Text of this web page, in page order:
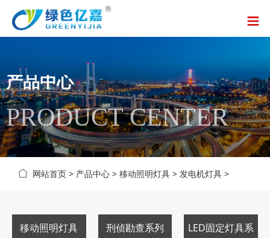
产品中心
PRODUCT CENTER
网站首页 > 产品中心 > 移动照明灯具 > 发电机灯具 >
移动照明灯具 刑侦勘查系列 LED固定灯具系